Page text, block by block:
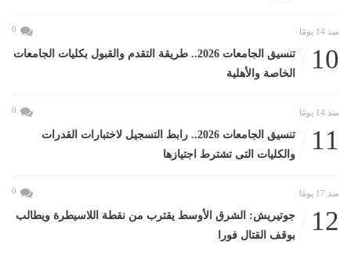
منذ 14 يومًا 0
10
تنسيق الجامعات 2026.. طريقة التقدم والقبول بكليات الجامعات
الخاصة والأهلية
منذ 14 يومًا 0
11
تنسيق الجامعات 2026.. رابط التسجيل لاختبارات القدرات
والكليات التى تشترط اجتيازها
منذ 17 يومًا 0
12
جوتيريش: الشرق الأوسط يقترب من نقطة اللاسيطرة ويطالب
بوقف القتال فورا